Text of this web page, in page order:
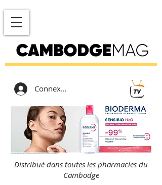
Connexion
Distribué dans toutes les pharmacies du
Cambodge